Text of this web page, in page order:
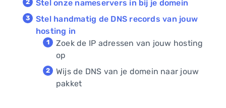
Stel onze nameservers in bij je domein
Stel handmatig de DNS records van jouw
hosting in
Zoek de IP adressen van jouw hosting
op
Wijs de DNS van je domein naar jouw
pakket